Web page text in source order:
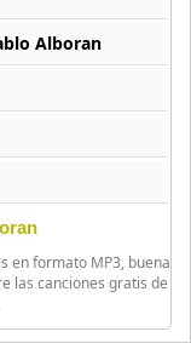
Alboran
en formato MP3, buena
las canciones gratis de